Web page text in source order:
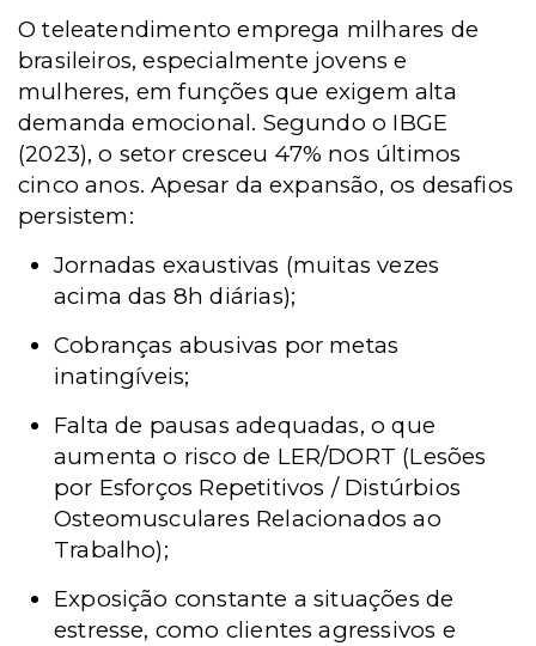
O teleatendimento emprega milhares de
brasileiros, especialmente jovens e
mulheres, em funções que exigem alta
demanda emocional. Segundo o IBGE
(2023), o setor cresceu 47% nos últimos
cinco anos. Apesar da expansão, os desafios
persistem:
Jornadas exaustivas (muitas vezes
acima das 8h diárias);
Cobranças abusivas por metas
inatingíveis;
Falta de pausas adequadas, o que
aumenta o risco de LER/DORT (Lesões
por Esforços Repetitivos / Distúrbios
Osteomusculares Relacionados ao
Trabalho);
Exposição constante a situações de
estresse, como clientes agressivos e